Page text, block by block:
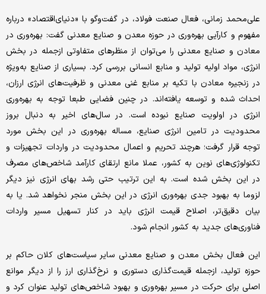
علی‌محمد زمانی، فعال صنعت فولاد، در گفت‌وگو با «دنیای‌اقتصاد» درباره
مفهوم و کارآیی بهره‌وری در حوزه معدن و صنایع معدنی گفت: بهره‌وری در
معادن و صنایع معدنی را می‌توان از منظرهای متفاوتی ازجمله در بخش
انرژی، مواد اولیه تولید و منابع انسانی بررسی کرد. بسیاری از صنایع به‌ویژه
در زنجیره معادن با تکیه بر منابع غنی معدنی و ظرفیت‌های انرژی ارزان،
احداث شده و توسعه‌ یافته‌اند. در چنین فضایی طبعا توجه به بهره‌وری
انرژی در اولویت صنایع نبوده است. در سال‌های اخیر به دنبال بروز
محدودیت در تامین انرژی صنایع، مساله بهره‌وری در این بخش مورد
توجه قرار گرفت؛ هرچند تحریم و اعمال محدودیت در واردات تجهیزات و
تکنولوژی‌های نوین به کشور، عملا مانع ارتقای کارآمد شاخص‌های مصرف
در این بخش شده است. به این ترتیب حتی رشد بهای انرژی نیز دیگر
لزوما به بهبود جدی بهره‌وری انرژی در این بخش منجر نخواهد شد. یا به
بیان دقیق‌تر، اصلاح قیمت انرژی باید در کنار تسهیل مسیر واردات
فناوری‌های جدید به کشور انجام شود.
این فعال بخش معدن و صنایع معدنی سایر سیاست‌های کلان حاکم بر
حوزه تولید، ازجمله قیمت‌گذاری دستوری و نرخ‌گذاری ارز را از دیگر موانع
اصلی برای حرکت در مسیر بهره‌وری و بهبود شاخص‌های تولید عنوان کرد و